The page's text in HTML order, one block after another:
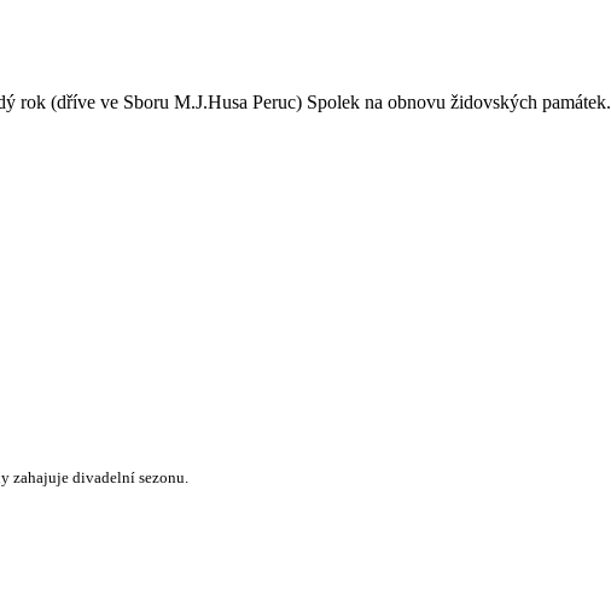
rok (dříve ve Sboru M.J.Husa Peruc) Spolek na obnovu židovských památek.
zahajuje divadelní sezonu.